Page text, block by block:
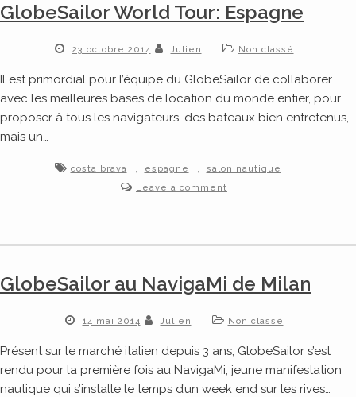
GlobeSailor World Tour: Espagne
23 octobre 2014 Julien Non classé
Il est primordial pour l’équipe du GlobeSailor de collaborer
avec les meilleures bases de location du monde entier, pour
proposer à tous les navigateurs, des bateaux bien entretenus,
mais un…
costa brava espagne
salon nautique
Leave a comment
GlobeSailor au NavigaMi de Milan
14 mai 2014 Julien Non classé
Présent sur le marché italien depuis 3 ans, GlobeSailor s’est
rendu pour la première fois au NavigaMi, jeune manifestation
nautique qui s’installe le temps d’un week end sur les rives…